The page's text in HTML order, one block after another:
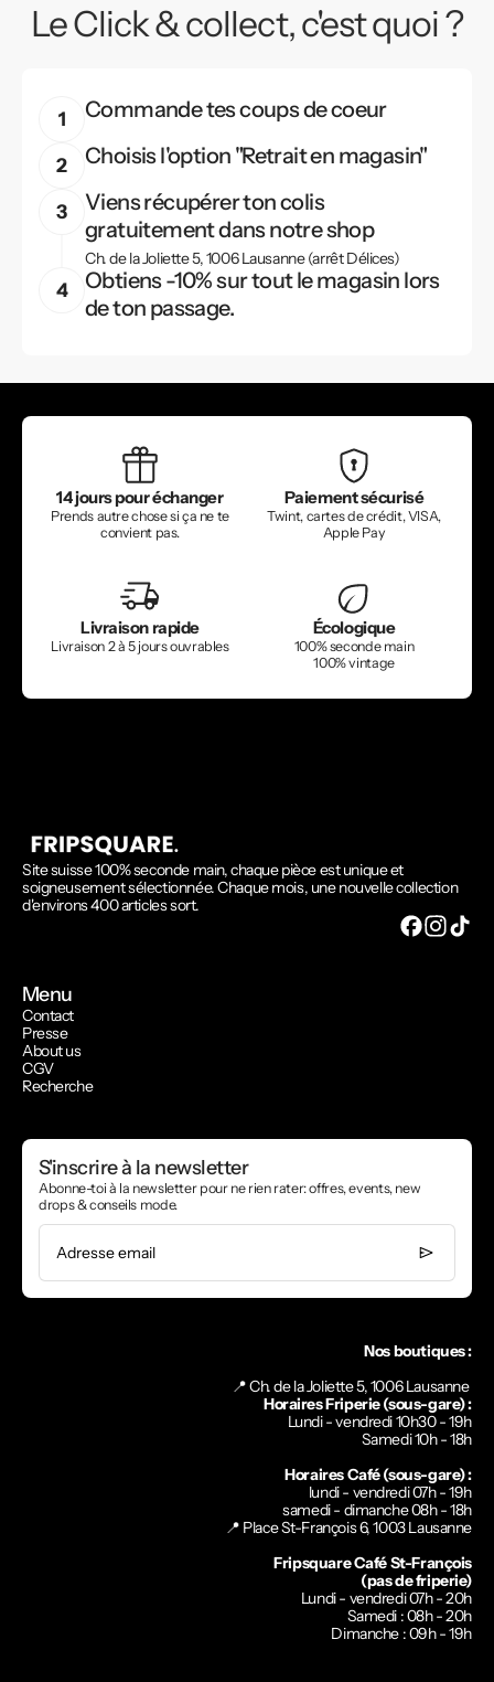
Le Click & collect, c'est quoi ?
Commande tes coups de coeur
Choisis l'option "Retrait en magasin"
Viens récupérer ton colis
gratuitement dans notre shop
Ch. de la Joliette 5, 1006 Lausanne (arrêt Délices)
Obtiens -10% sur tout le magasin lors
de ton passage.
14 jours pour échanger
Prends autre chose si ça ne te
convient pas.
Paiement sécurisé
Twint, cartes de crédit, VISA,
Apple Pay
Livraison rapide
Livraison 2 à 5 jours ouvrables
Écologique
100% seconde main
100% vintage
Site suisse 100% seconde main, chaque pièce est unique et
soigneusement sélectionnée. Chaque mois, une nouvelle collection
d'environs 400 articles sort.
Menu
Contact
Presse
About us
CGV
Recherche
S'inscrire à la newsletter
Abonne-toi à la newsletter pour ne rien rater: offres, events, new
drops & conseils mode.
Adresse email
Nos boutiques :
📍 Ch. de la Joliette 5, 1006 Lausanne
Horaires Friperie (sous-gare) :
Lundi - vendredi 10h30 - 19h
Samedi 10h - 18h
Horaires Café (sous-gare) :
lundi - vendredi 07h - 19h
samedi - dimanche 08h - 18h
📍 Place St-François 6, 1003 Lausanne
Fripsquare Café St-François
(pas de friperie)
Lundi - vendredi 07h - 20h
Samedi : 08h - 20h
Dimanche : 09h - 19h